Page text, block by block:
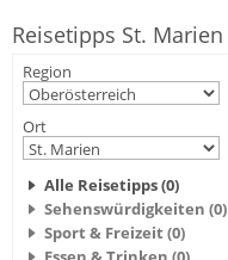
Reisetipps St. Marien
Region
Ort
Alle Reisetipps (0)
Sehenswürdigkeiten (0)
Sport & Freizeit (0)